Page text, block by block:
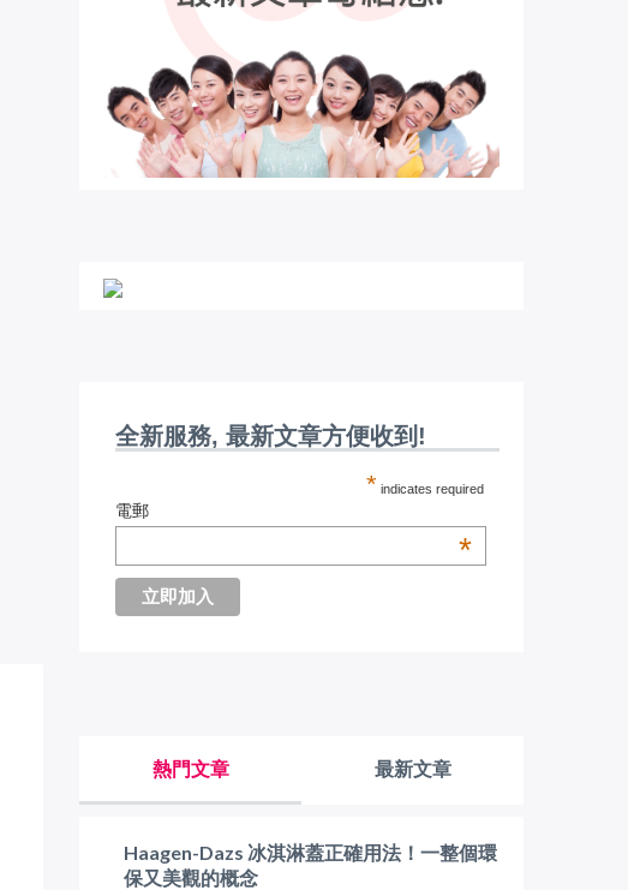
全新服務, 最新文章方便收到!
* indicates required
電郵
*
熱門文章 最新文章
Haagen-Dazs 冰淇淋蓋正確用法！一整個環
保又美觀的概念